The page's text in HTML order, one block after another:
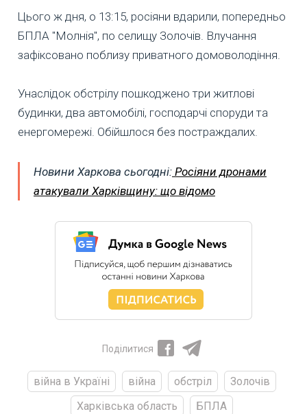
Цього ж дня, о 13:15, росіяни вдарили, попередньо
БПЛА "Молнія", по селищу Золочів. Влучання
зафіксовано поблизу приватного домоволодіння.
Унаслідок обстрілу пошкоджено три житлові
будинки, два автомобілі, господарчі споруди та
енергомережі. Обійшлося без постраждалих.
Новини Харкова сьогодні: Росіяни дронами
атакували Харківщину: що відомо
Поділитися
війна в Україні війна обстріл
Золочів
Харківська область
БПЛА